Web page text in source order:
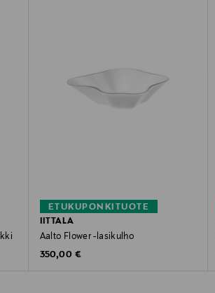
ETUKUPONKITUOTE
IITTALA
Aalto Flower -lasikulho
Original Price
350,00 €